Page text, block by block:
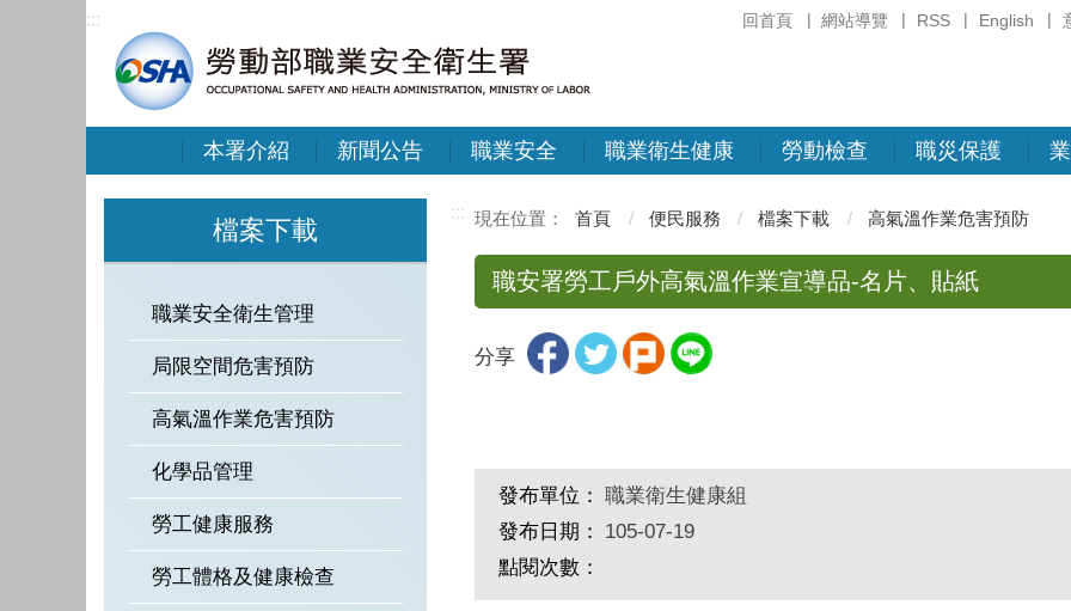
回首頁 網站導覽 RSS English
:::
本署介紹 新聞公告 職業安全 職業衛生健康 勞動檢查 職災保護
檔案下載
職業安全衛生管理
局限空間危害預防
高氣溫作業危害預防
化學品管理
勞工健康服務
勞工體格及健康檢查
::: 首頁 便民服務 檔案下載 高氣溫作業危害預防
職安署勞工戶外高氣溫作業宣導品-名片、貼紙
分享
發布單位： 職業衛生健康組
發布日期：
105-07-19
點閱次數：